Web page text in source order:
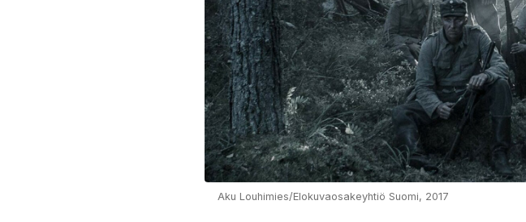
Aku Louhimies/Elokuvaosakeyhtiö Suomi, 2017